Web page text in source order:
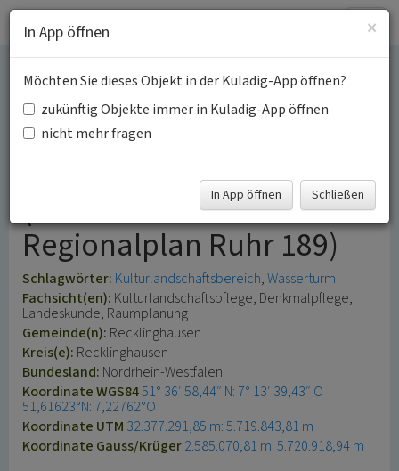
Wasserturm am
Ostfriedhof
Recklinghausen
(Kulturlandschaftsbereich
Regionalplan Ruhr 189)
Schlagwörter: Kulturlandschaftsbereich Wasserturm
Fachsicht(en): Kulturlandschaftspflege, Denkmalpflege,
Landeskunde, Raumplanung
Gemeinde(n): Recklinghausen
Kreis(e): Recklinghausen
Bundesland: Nordrhein-Westfalen
Koordinate WGS8451° 36′ 58,44″ N: 7° 13′ 39,43″ O
51,61623°N: 7,22762°O
Koordinate UTM 32.377.291,85 m: 5.719.843,81 m
Koordinate Gauss/Krüger2.585.070,81 m: 5.720.918,94 m
×
In App öffnen
Möchten Sie dieses Objekt in der Kuladig-App öffnen?
zukünftig Objekte immer in Kuladig-App öffnen
nicht mehr fragen
In App öffnen Schließen